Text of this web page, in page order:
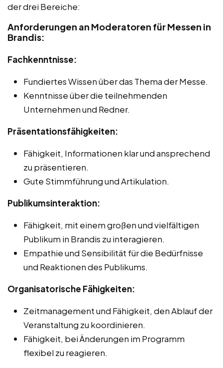
der drei Bereiche:
Anforderungen an Moderatoren für Messen in
Brandis:
Fachkenntnisse:
Fundiertes Wissen über das Thema der Messe.
Kenntnisse über die teilnehmenden
Unternehmen und Redner.
Präsentationsfähigkeiten:
Fähigkeit, Informationen klar und ansprechend
zu präsentieren.
Gute Stimmführung und Artikulation.
Publikumsinteraktion:
Fähigkeit, mit einem großen und vielfältigen
Publikum in Brandis zu interagieren.
Empathie und Sensibilität für die Bedürfnisse
und Reaktionen des Publikums.
Organisatorische Fähigkeiten:
Zeitmanagement und Fähigkeit, den Ablauf der
Veranstaltung zu koordinieren.
Fähigkeit, bei Änderungen im Programm
flexibel zu reagieren.